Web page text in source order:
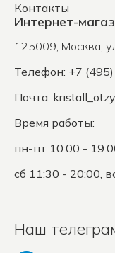
Контакты
Интернет-
125009, Москва,
Телефон: +7
Почта:
Время работы:
пн-пт 10:00 -
сб 11:30 - 20:00,
Наш